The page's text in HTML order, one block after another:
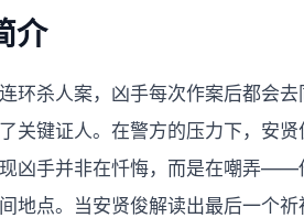
介
环杀人案，凶手每次作案后都会
关键证人。在警方的压力下，安
凶手并非在忏悔，而是在嘲弄——
地点。当安贤俊解读出最后一个